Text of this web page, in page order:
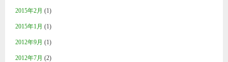
2015年2月 (1)
2015年1月 (1)
2012年9月 (1)
2012年7月 (2)